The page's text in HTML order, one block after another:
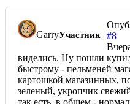
GarryУчастник
#8
виделись. Ну пошли
быстрому - пельменей
картошкой магазинных,
зеленый, укропчик
так есть, в общем -